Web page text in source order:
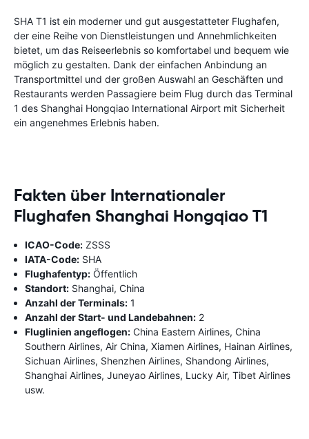
SHA T1 ist ein moderner und gut ausgestatteter Flughafen,
der eine Reihe von Dienstleistungen und Annehmlichkeiten
bietet, um das Reiseerlebnis so komfortabel und bequem wie
möglich zu gestalten. Dank der einfachen Anbindung an
Transportmittel und der großen Auswahl an Geschäften und
Restaurants werden Passagiere beim Flug durch das Terminal
1 des Shanghai Hongqiao International Airport mit Sicherheit
ein angenehmes Erlebnis haben.
Fakten über Internationaler
Flughafen Shanghai Hongqiao T1
ICAO-Code: ZSSS
IATA-Code: SHA
Flughafentyp: Öffentlich
Standort: Shanghai, China
Anzahl der Terminals: 1
Anzahl der Start- und Landebahnen: 2
Fluglinien angeflogen: China Eastern Airlines, China
Southern Airlines, Air China, Xiamen Airlines, Hainan Airlines,
Sichuan Airlines, Shenzhen Airlines, Shandong Airlines,
Shanghai Airlines, Juneyao Airlines, Lucky Air, Tibet Airlines
usw.